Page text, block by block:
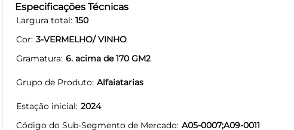
Especificações Técnicas
Largura total 150
Cor 3-VERMELHO/ VINHO
Gramatura 6. acima de 170 GM2
Grupo de Produto Alfaiatarias
Estação inicial 2024
Código do Sub-Segmento de Mercado A05-0007;A09-0011